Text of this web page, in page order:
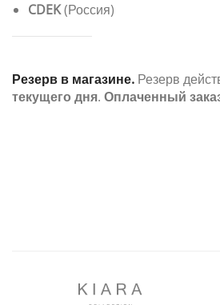
CDEK(Россия)
Резерв в магазине. Резерв
текущего дня. Оплаченный